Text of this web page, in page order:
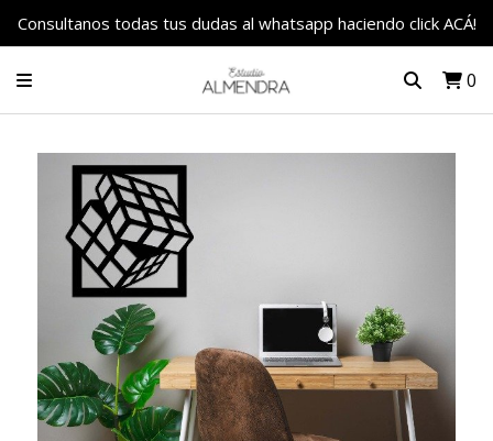
Consultanos todas tus dudas al whatsapp haciendo click ACÁ!
0